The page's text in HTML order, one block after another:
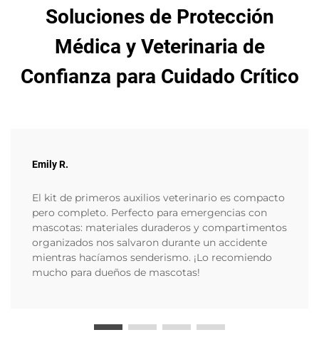
Soluciones de Protección
Médica y Veterinaria de
Confianza para Cuidado Crítico
Emily R.
El kit de primeros auxilios veterinario es compacto
pero completo. Perfecto para emergencias con
mascotas: materiales duraderos y compartimentos
organizados nos salvaron durante un accidente
mientras hacíamos senderismo. ¡Lo recomiendo
mucho para dueños de mascotas!